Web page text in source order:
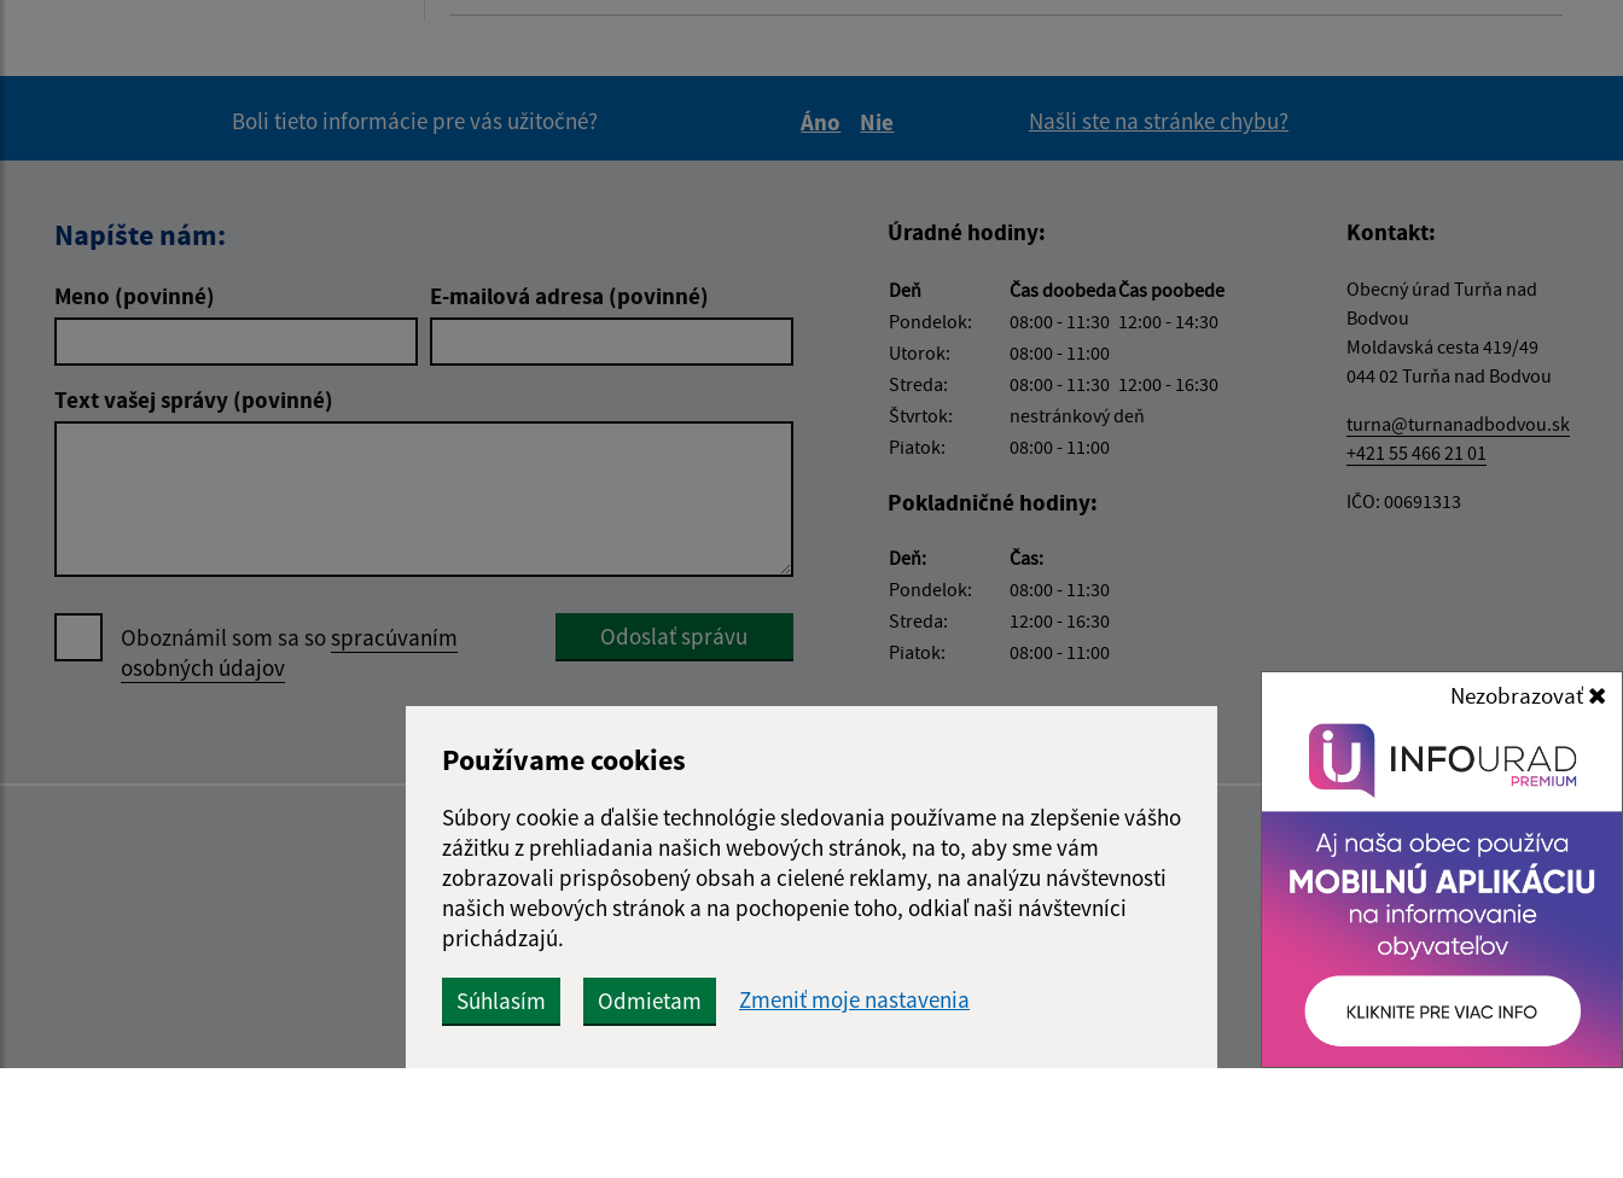
Používame cookies
Súbory cookie a ďalšie technológie sledovania používame na zlepšenie vášho
zážitku z prehliadania našich webových stránok, na to, aby sme vám
zobrazovali prispôsobený obsah a cielené reklamy, na analýzu návštevnosti
našich webových stránok a na pochopenie toho, odkiaľ naši návštevníci
prichádzajú.
Súhlasím Odmietam Zmeniť moje nastavenia
Nezobrazovať
Boli tieto informácie pre vás užitočné?
Áno
Nie
Našli ste na stránke chybu?
Napíšte nám:
Meno (povinné) E-mailová adresa (povinné)
Text vašej správy (povinné)
Oboznámil som sa sospracúvaním
osobných údajov
Google reCaptcha Response
Odoslať správu
Úradné hodiny:
Deň Čas doobedaČas poobede
Pondelok:
08:00 - 11:30 12:00 - 14:30
Utorok:
08:00 - 11:00
Streda:
08:00 - 11:30 12:00 - 16:30
Štvrtok:
nestránkový deň
Piatok:
08:00 - 11:00
Pokladničné hodiny:
Deň:
Čas:
Pondelok:
08:00 - 11:30
Streda:
12:00 - 16:30
Piatok:
08:00 - 11:00
Kontakt:
Obecný úrad Turňa nad
Bodvou
Moldavská cesta 419/49
044 02 Turňa nad Bodvou
turna@turnanadbodvou.sk
+421 55 466 21 01
IČO: 00691313